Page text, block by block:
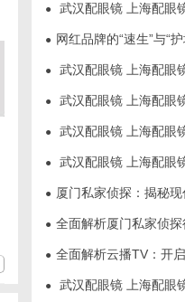
● 武汉配眼镜 上海配眼
● 网红品牌的“速生”与“护城河”：商标
● 武汉配眼镜 上海配眼
● 武汉配眼镜 上海配眼
● 武汉配眼镜 上海配眼
● 武汉配眼镜 上海配眼
● 厦门私家侦探：揭秘
● 全面解析厦门私家侦探
● 全面解析云播TV：开启流
● 武汉配眼镜 上海配眼